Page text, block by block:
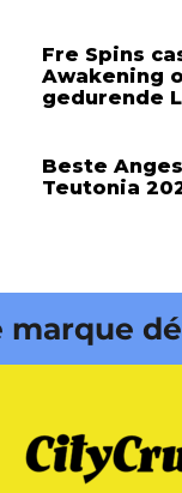
Fre Spins
Awakening
gedurende
Beste
Teutonia